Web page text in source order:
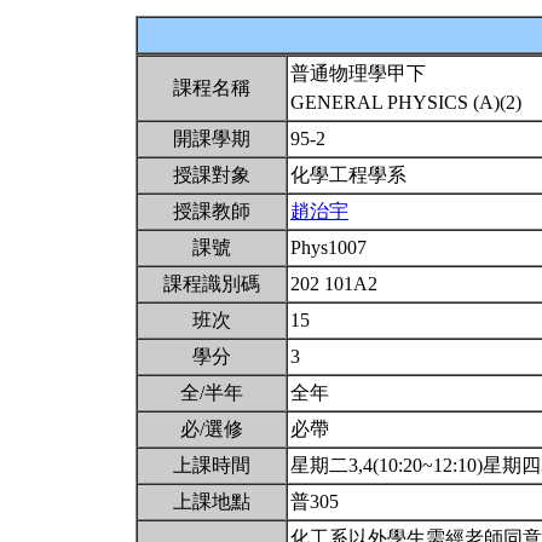
課程名稱
普通物理學甲下
GENERAL PHYSICS (A)(2)
開課學期
95-2
授課對象
化學工程學系
授課教師
趙治宇
課號
Phys1007
課程識別碼
202 101A2
班次
15
學分
3
全/半年
全年
必/選修
必帶
上課時間
星期二3,4(10:20~12:10)星期
上課地點
普305
化工系以外學生需經老師同